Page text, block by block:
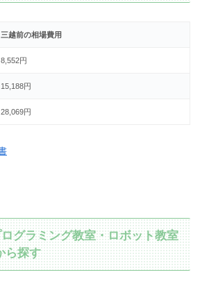
三越前の相場費用
8,552円
15,188円
28,069円
グラミング教室・ロボット教室
ら探す